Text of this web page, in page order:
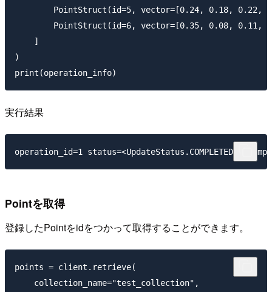
PointStruct(id=5, vector=[0.24, 0.18, 0.22,
PointStruct(id=6, vector=[0.35, 0.08, 0.11,
    ]
)
実行結果
Pointを取得
登録したPointをidをつかって取得することができます。
points = client.retrieve(
    collection_name="test_collection",